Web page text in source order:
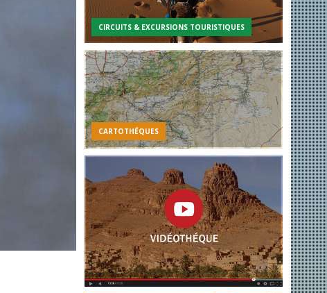
CIRCUITS & EXCURSIONS TOURISTIQUES
CARTOTHÉQUES